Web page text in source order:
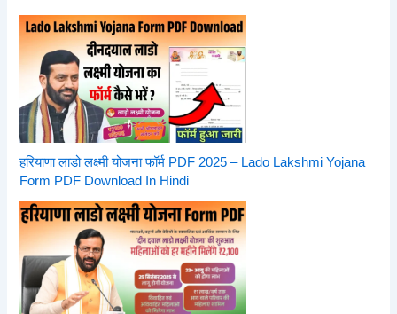
हरियाणा लाडो लक्ष्मी योजना फॉर्म PDF 2025 – Lado Lakshmi Yojana
Form PDF Download In Hindi